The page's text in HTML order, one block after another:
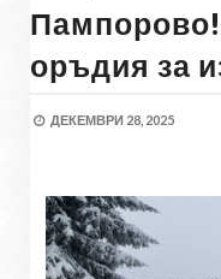
оръдия за
ДЕКЕМВРИ 28, 2025